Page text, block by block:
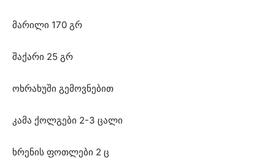
მარილი 170 გრ
შაქარი 25 გრ
ოხრახუში გემოვნებით
კამა ქოლგები 2-3 ცალი
ხრენის ფოთლები 2 ც